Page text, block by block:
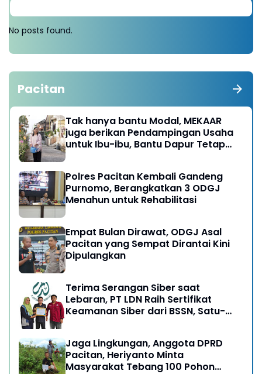
No posts found.
Pacitan
Tak hanya bantu Modal, MEKAAR
juga berikan Pendampingan Usaha
untuk Ibu-ibu, Bantu Dapur Tetap
Polres Pacitan Kembali Gandeng
Purnomo, Berangkatkan 3 ODGJ
Menahun untuk Rehabilitasi
Empat Bulan Dirawat, ODGJ Asal
Pacitan yang Sempat Dirantai Kini
Dipulangkan
Terima Serangan Siber saat
Lebaran, PT LDN Raih Sertifikat
Keamanan Siber dari BSSN, Satu-
Jaga Lingkungan, Anggota DPRD
Pacitan, Heriyanto Minta
Masyarakat Tebang 100 Pohon